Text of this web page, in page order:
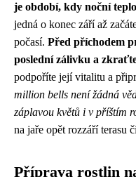
je období, kdy noční
jedná o konec září až
počasí. Před příchodem
poslední zálivku a
podpoříte její vitalitu a
million bells není žádná
záplavou květů i v příštím
na jaře opět rozzáří terasu
Příprava rostlin